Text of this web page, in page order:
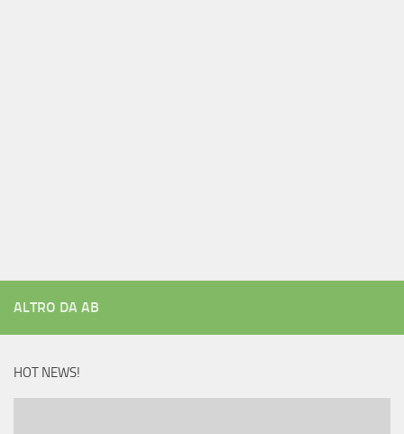
ALTRO DA AB
HOT NEWS!